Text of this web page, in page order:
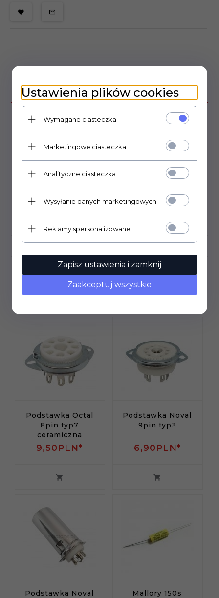
OPIS PRODUKTU
Bezindukcyjne kondensatory metalizowane, poliestrowe, osiowe.
tolerancja +/-10%
Wymiary: 14mm x 31mm.
DANE TECHNICZNE
OPINIE KLIENTÓW
Klienci, którzy kupili ten
produkt wybrali również...
Podstawka Octal
8pin typ7
ceramiczna
9,50PLN*
Podstawka Noval
9pin typ3
6,90PLN*
Podstawka Noval
Mallory 150s
Ustawienia plików cookies
Wymagane ciasteczka
Marketingowe ciasteczka
Analityczne ciasteczka
Wysyłanie danych marketingowych
Reklamy spersonalizowane
Zapisz ustawienia i zamknij
Zaakceptuj wszystkie